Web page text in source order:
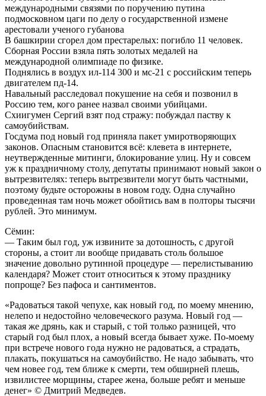
международными связями по поручению путина
подмосковном цаги по делу о государственной измене
арестовали ученого губанова
В башкирии сгорел дом престарелых: погибло 11 человек.
Сборная России взяла пять золотых медалей на
международной олимпиаде по физике.
Поднялись в воздух ил-114 300 и мс-21 с российским теперь
двигателем пд-14.
Навальный расследовал покушение на себя и позвонил в
Россию тем, кого ранее назвал своими убийцами.
Схиигумен Сергий взят под стражу: побуждал паству к
самоубийствам.
Госдума под новый год приняла пакет умиротворяющих
законов. Опасным становится всё: клевета в интернете,
неутвержденные митинги, блокирование улиц. Ну и совсем
уж к праздничному столу, депутаты принимают новый закон о
вытрезвителях: теперь вытрезвители могут быть частными,
поэтому будьте осторожны в новом году. Одна случайно
проведенная там ночь может обойтись вам в полторы тысячи
рублей. Это минимум.
Сёмин:
— Таким был год, уж извините за дотошность, с другой
стороны, а стоит ли вообще придавать столь большое
значение довольно рутинной процедуре — перелистыванию
календаря? Может стоит относиться к этому празднику
попроще? Без пафоса и сантиментов.
«Радоваться такой чепухе, как новый год, по моему мнению,
нелепо и недостойно человеческого разума. Новый год —
такая же дрянь, как и старый, с той только разницей, что
старый год был плох, а новый всегда бывает хуже. По-моему
при встрече нового года нужно не радоваться, а страдать,
плакать, покушаться на самоубийство. Не надо забывать, что
чем новее год, тем ближе к смерти, тем обширней плешь,
извилистее морщины, старее жена, больше ребят и меньше
денег» © Дмитрий Медведев.